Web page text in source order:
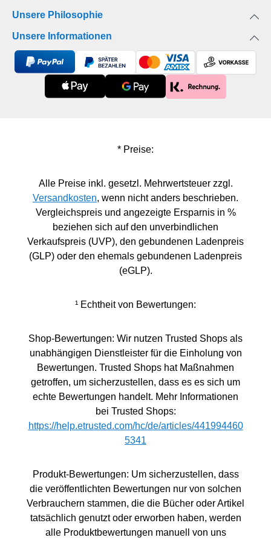
Unsere Philosophie
Unsere Informationen
* Preise:
Alle Preise inkl. gesetzl. Mehrwertsteuer zzgl.
Versandkosten, wenn nicht anders beschrieben.
Vergleichspreis und angezeigte Ersparnis in %
beziehen sich auf den unverbindlichen
Verkaufspreis (UVP), den gebundenen Ladenpreis
(GLP) oder den ehemals gebundenen Ladenpreis
(eGLP).
¹ Echtheit von Bewertungen:
Shop-Bewertungen: Wir nutzen Trusted Shops als
unabhängigen Dienstleister für die Einholung von
Bewertungen. Trusted Shops hat Maßnahmen
getroffen, um sicherzustellen, dass es es sich um
echte Bewertungen handelt. Mehr Informationen
bei Trusted Shops:
https://help.etrusted.com/hc/de/articles/441994460
5341
Produkt-Bewertungen: Um sicherzustellen, dass
die veröffentlichten Bewertungen nur von solchen
Verbrauchern stammen, die die Bücher oder Artikel
tatsächlich genutzt oder erworben haben, werden
alle Produktbewertungen manuell von uns